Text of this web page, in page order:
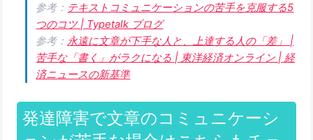
参考： テキストコミュニケーションの苦手を克服する5
つのコツ | Typetalk ブログ
参考： 永遠に文章が下手な人と、上達する人の「差」 |
苦手な「書く」がラクになる | 東洋経済オンライン | 経
済ニュースの新基準
発達障害で文章のコミュニケーシ